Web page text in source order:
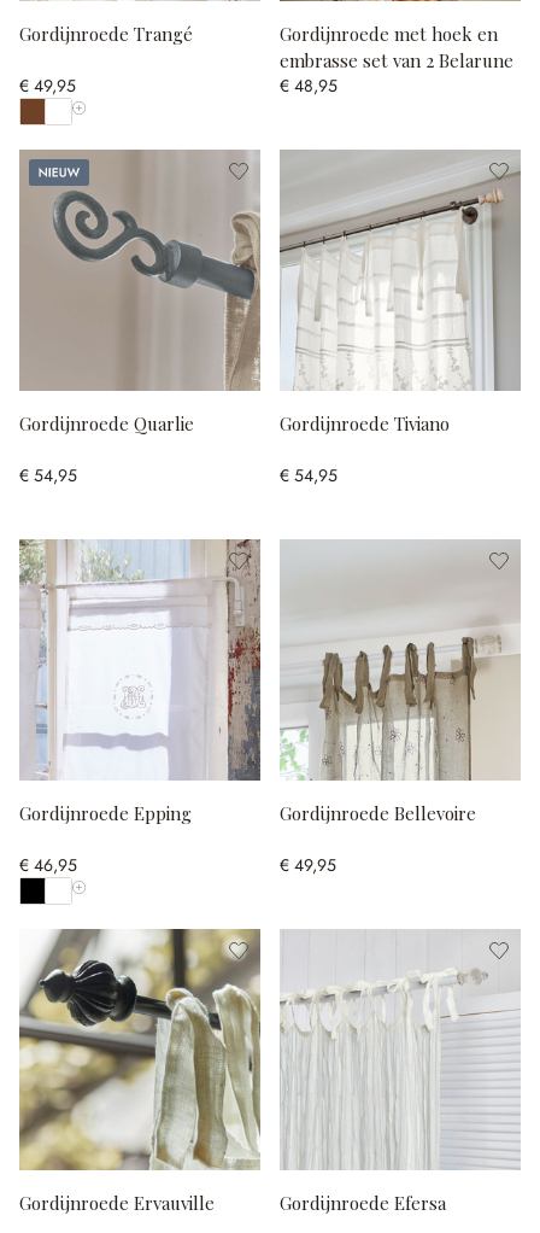
Gordijnroede Trangé
€ 49,95
Toon alle kleuren
Gordijnroede met hoek en
embrasse set van 2 Belarune
€ 48,95
Nieuw
Gordijnroede Quarlie
€ 54,95
Gordijnroede Tiviano
€ 54,95
Gordijnroede Epping
€ 46,95
Toon alle kleuren
Gordijnroede Bellevoire
€ 49,95
Gordijnroede Ervauville Gordijnroede Efersa